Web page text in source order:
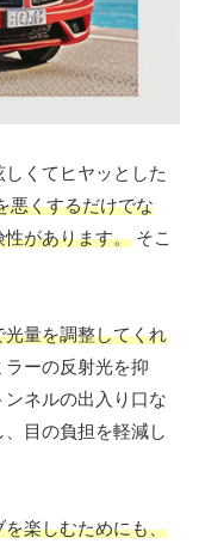
くてヒヤッとした
悪くするだけでな
があります。 そこ
量を調整してくれ
ーの反射光を抑
ネルの出入り口な
目の負担を軽減し
楽しむためにも、